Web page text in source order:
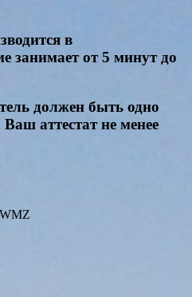
в
занимает от 5 минут до
должен быть одно
аттестат не менее